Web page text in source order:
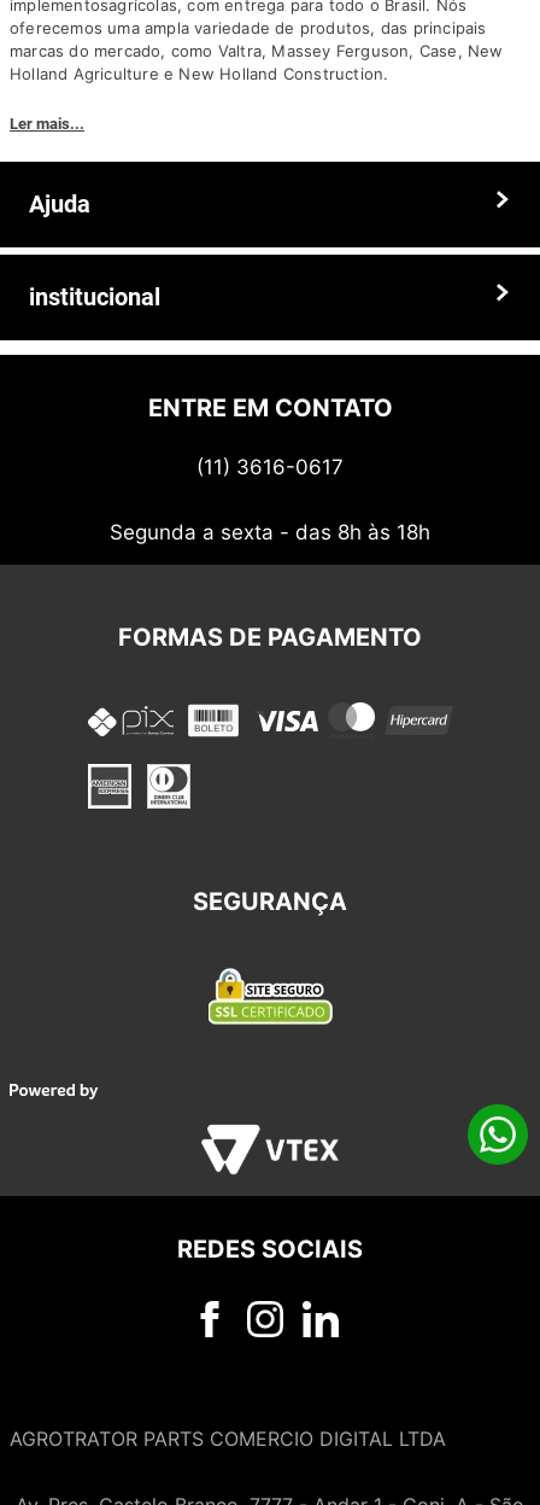
implementosagrícolas, com entrega para todo o Brasil. Nós
oferecemos uma ampla variedade de produtos, das principais
marcas do mercado, como Valtra, Massey Ferguson, Case, New
Holland Agriculture e New Holland Construction.
competitivos. Nós também oferecemos um atendimento
personalizado, com equipe de profissionais altamente capacitados
Somos a solução ideal para quem busca peças e acessórios agrícolas
Ler mais...
Ajuda
Prazos e entregas
institucional
Quem somos
Politica de privacidadeENTRE EM CONTATO
(11) 3616-0617
Segunda a sexta - das 8h às 18h
FORMAS DE PAGAMENTO
SEGURANÇA
REDES SOCIAIS
AGROTRATOR PARTS COMERCIO DIGITAL LTDA